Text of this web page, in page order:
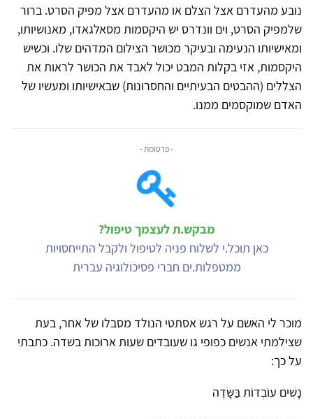
נובע מהעדרם אצל הצלם או מהעדרם אצל מפיק הסרט. ברור
שלמפיק הסרט, וים וונדרס יש היקסמות מסאלגאדו, מאנושיותו,
ומאישיותו הנעימה ובעיקר מכושר הצילום המדהים שלו. וכשיש
היקסמות, אזי בקלות המבט יכול לאבד את הכושר לראות את
הצללים (ההבטים הבעיתיים והחסרונות) שבאישיותו ומעשיו של
האדם שמוקסמים ממנו.
- פרסומת -
מבקש.ת לעצמך טיפול?
כאן תוכל.י לשלוח פניה לטיפול ולקבל התייחסויות
ממטפלות.ים חברי פסיכולוגיה עברית
מוכר לי האשם על רגש אסתטי הנולד מסבלו של אחר, בעת
שצילמתי אנשים כפופי גו שעובדים שעות ארוכות בשדה. כתבתי
על כך:
נָשִׁים עוֹבְדוֹת בַּשָּׂדֶה